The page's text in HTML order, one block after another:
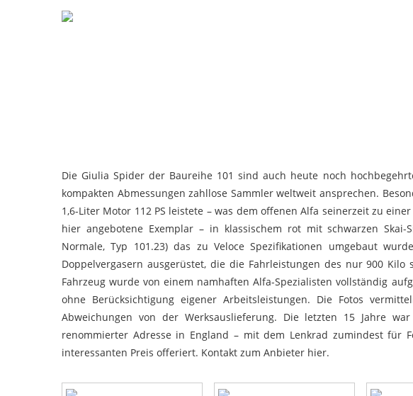
Die Giulia Spider der Baureihe 101 sind auch heute noch
kompakten Abmessungen zahllose Sammler weltweit ansprechen.
1,6-Liter Motor 112 PS leistete – was dem offenen Alfa seinerzeit zu
hier angebotene Exemplar – in klassischem rot mit schwarzen
Normale, Typ 101.23) das zu Veloce Spezifikationen umgebaut
Doppelvergasern ausgerüstet, die die Fahrleistungen des nur 900
Fahrzeug wurde von einem namhaften Alfa-Spezialisten vollständig
ohne Berücksichtigung eigener Arbeitsleistungen. Die Fotos
Abweichungen von der Werksauslieferung. Die letzten 15 Jahre
renommierter Adresse in England – mit dem Lenkrad zumindest für
interessanten Preis offeriert. Kontakt zum Anbieter hier.